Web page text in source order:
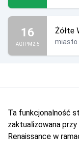
16
AQI PM2.5
Żółte
miasto
Ta funkcjonalność
zaktualizowana
Renaissance w